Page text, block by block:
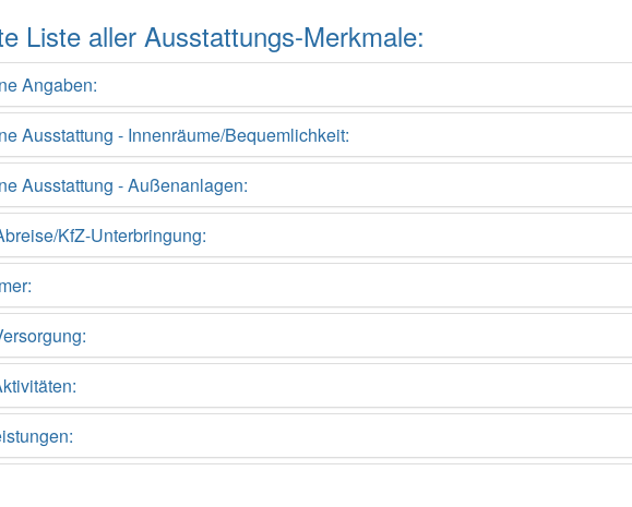
Liste aller Ausstattungs-Merkmale:
Angaben:
Ausstattung - Innenräume/Bequemlichkeit:
Ausstattung - Außenanlagen:
KfZ-Unterbringung: